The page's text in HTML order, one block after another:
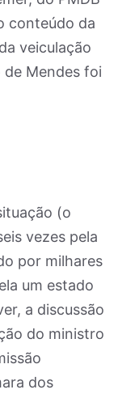
conteúdo da
veiculação
de Mendes foi
(o
vezes pela
por milhares
um estado
a discussão
do ministro
dos